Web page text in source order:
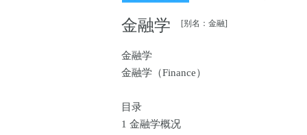
金融学 [别名：金融]
金融学
金融学（Finance）
目录
1 金融学概况